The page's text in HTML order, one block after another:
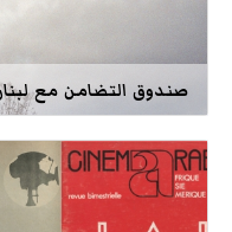
صندوق التضامن مع